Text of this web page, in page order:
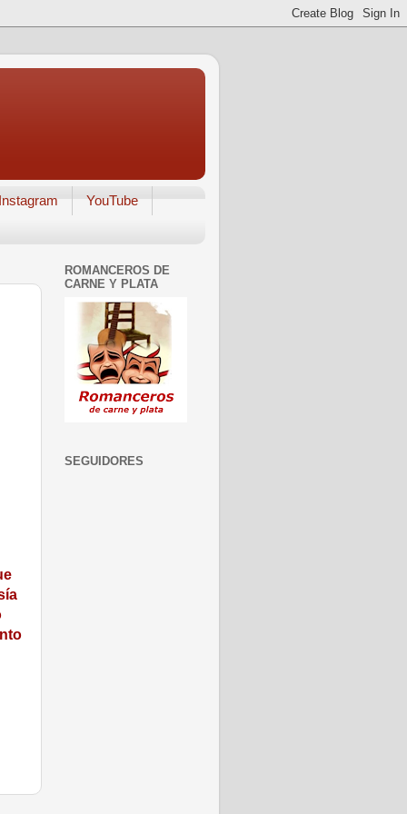
YouTube
ROMANCEROS DE
CARNE Y PLATA
SEGUIDORES